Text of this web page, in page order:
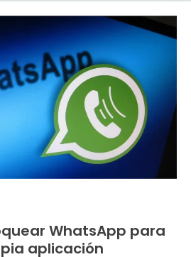
WhatsApp para
aplicación